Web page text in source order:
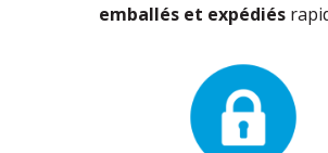
emballés et expédiés